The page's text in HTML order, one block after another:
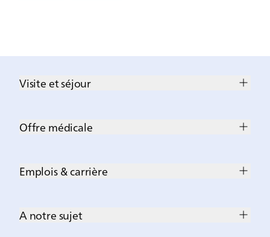
Visite et séjour
Offre médicale
Emplois & carrière
A notre sujet